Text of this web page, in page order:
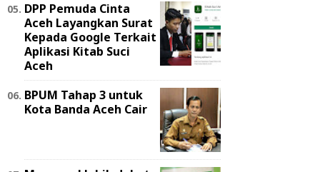
DPP Pemuda Cinta
Aceh Layangkan Surat
Kepada Google Terkait
Aplikasi Kitab Suci
Aceh
BPUM Tahap 3 untuk
Kota Banda Aceh Cair